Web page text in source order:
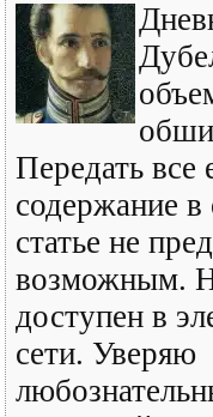
Передать все
содержание в
статье не
возможным.
доступен в
сети. Уверяю